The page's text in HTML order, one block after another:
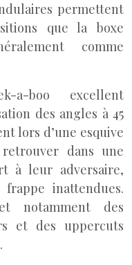
permettent
que la boxe
comme
a-boo excellent
des angles à 45
lors d’une esquive
dans une
à leur adversaire,
inattendues.
notamment des
et des uppercuts